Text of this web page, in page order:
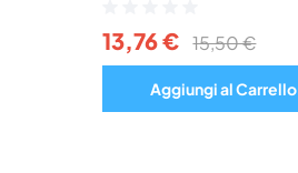
13,76 € 15,50 €
Aggiungi al Carrello